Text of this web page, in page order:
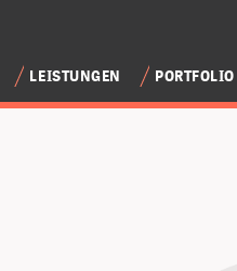
LEISTUNGEN PORTFOLIO